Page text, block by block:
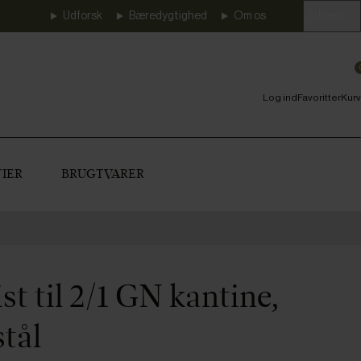
Udforsk Bæredygtighed Om os
Log indFavoritterKurv
BRUGTVARER
til 2/1 GN kantine,